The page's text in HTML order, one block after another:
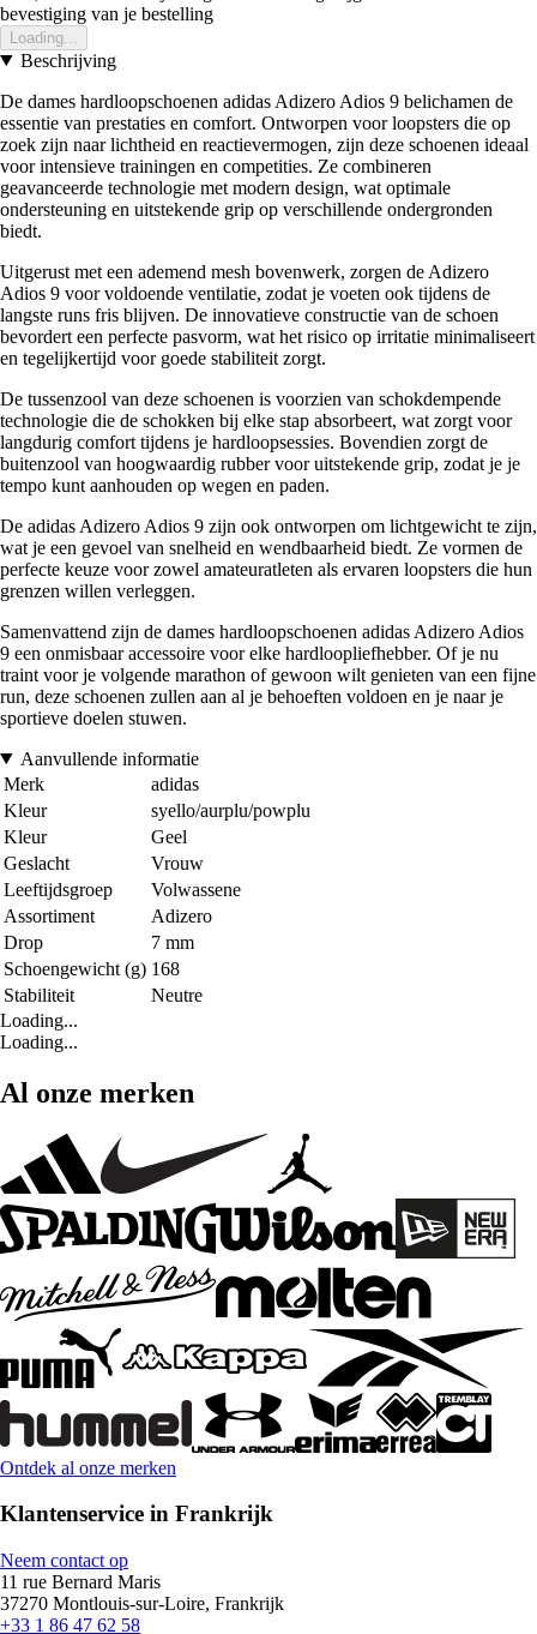
bevestiging van je bestelling
Loading...
Beschrijving
De dames hardloopschoenen adidas Adizero Adios 9 belichamen de
essentie van prestaties en comfort. Ontworpen voor loopsters die op
zoek zijn naar lichtheid en reactievermogen, zijn deze schoenen ideaal
voor intensieve trainingen en competities. Ze combineren
geavanceerde technologie met modern design, wat optimale
ondersteuning en uitstekende grip op verschillende ondergronden
biedt.
Uitgerust met een ademend mesh bovenwerk, zorgen de Adizero
Adios 9 voor voldoende ventilatie, zodat je voeten ook tijdens de
langste runs fris blijven. De innovatieve constructie van de schoen
bevordert een perfecte pasvorm, wat het risico op irritatie minimaliseert
en tegelijkertijd voor goede stabiliteit zorgt.
De tussenzool van deze schoenen is voorzien van schokdempende
technologie die de schokken bij elke stap absorbeert, wat zorgt voor
langdurig comfort tijdens je hardloopsessies. Bovendien zorgt de
buitenzool van hoogwaardig rubber voor uitstekende grip, zodat je je
tempo kunt aanhouden op wegen en paden.
De adidas Adizero Adios 9 zijn ook ontworpen om lichtgewicht te zijn,
wat je een gevoel van snelheid en wendbaarheid biedt. Ze vormen de
perfecte keuze voor zowel amateuratleten als ervaren loopsters die hun
grenzen willen verleggen.
Samenvattend zijn de dames hardloopschoenen adidas Adizero Adios
9 een onmisbaar accessoire voor elke hardloopliefhebber. Of je nu
traint voor je volgende marathon of gewoon wilt genieten van een fijne
run, deze schoenen zullen aan al je behoeften voldoen en je naar je
sportieve doelen stuwen.
Aanvullende informatie
Merk
adidas
Kleur
syello/aurplu/powplu
Kleur
Geel
Geslacht
Vrouw
Leeftijdsgroep
Volwassene
Assortiment
Adizero
Drop
7 mm
Schoengewicht (g) 168
Stabiliteit
Neutre
Loading...
Loading...
Al onze merken
Ontdek al onze merken
Klantenservice in Frankrijk
Neem contact op
11 rue Bernard Maris
37270 Montlouis-sur-Loire, Frankrijk
+33 1 86 47 62 58